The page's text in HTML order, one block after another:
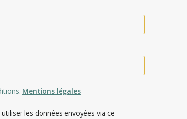
Mentions légales
les données envoyées via ce